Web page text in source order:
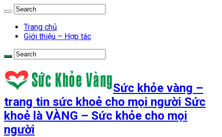
Trang chủ
Giới thiệu – Hợp tác
Sức khỏe vàng –
trang tin sức khoẻ cho mọi người Sức
khoẻ là VÀNG – Sức khỏe cho mọi
người